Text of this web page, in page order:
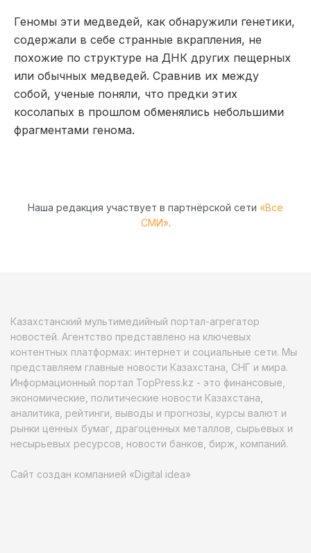
Геномы эти медведей, как обнаружили генетики,
содержали в себе странные вкрапления, не
похожие по структуре на ДНК других пещерных
или обычных медведей. Сравнив их между
собой, ученые поняли, что предки этих
косолапых в прошлом обменялись небольшими
фрагментами генома.
Наша редакция участвует в партнёрской сети «Все
СМИ».
Казахстанский мультимедийный портал-агрегатор
новостей. Агентство представлено на ключевых
контентных платформах: интернет и социальные сети. Мы
представляем главные новости Казахстана, СНГ и мира.
Информационный портал TopPress.kz - это финансовые,
экономические, политические новости Казахстана,
аналитика, рейтинги, выводы и прогнозы, курсы валют и
рынки ценных бумаг, драгоценных металлов, сырьевых и
несырьевых ресурсов, новости банков, бирж, компаний.
Сайт создан компанией «Digital idea»